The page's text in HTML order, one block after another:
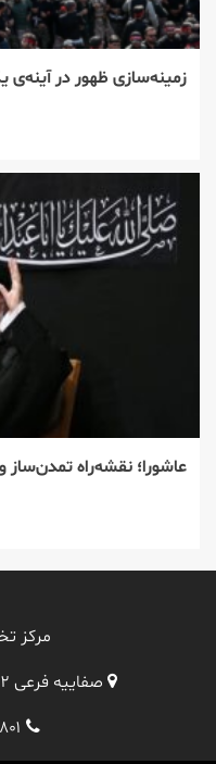
زمینه‌سازی ظهور در آینه‌ی
عاشورا؛ نقشه‌راه
مرکز
صفاییه فرعی ۲۲ ، بن بست شهید علیان